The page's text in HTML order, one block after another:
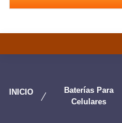
INICIO
Baterías Para
Celulares